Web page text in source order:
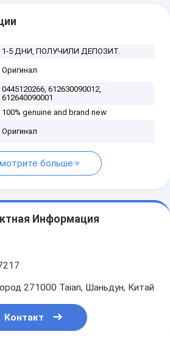
1-5 ДНИ, ПОЛУЧИЛИ ДЕПОЗИТ.
Оригинал
0445120266, 612630090012,
612640090001
100% genuine and brand new
Оригинал
больше
Информация
271000 Taian, Шаньдун, Китай
Контакт